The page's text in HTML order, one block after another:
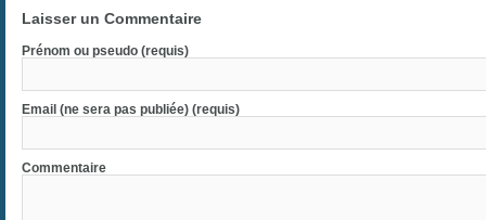
Laisser un Commentaire
Prénom ou pseudo (requis)
Email (ne sera pas publiée) (requis)
Commentaire